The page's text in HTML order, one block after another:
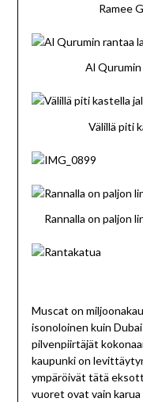
Ramee
Al Qurumin
Välillä piti
Rannalla on paljon
Muscat on
isonoloinen kuin
pilvenpiirtäjät
kaupunki on
ympäröivät tätä
vuoret ovat vain